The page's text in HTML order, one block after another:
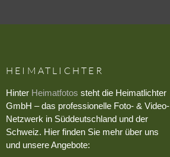
HEIMATLICHTER
Hinter Heimatfotos steht die Heimatlichter
GmbH – das professionelle Foto- & Video-
Netzwerk in Süddeutschland und der
Schweiz. Hier finden Sie mehr über uns
und unsere Angebote: